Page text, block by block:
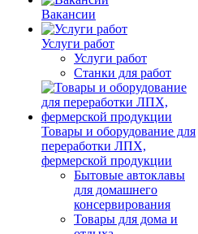
Вакансии
Услуги работ
Услуги работ
Станки для работ
Товары и оборудование для
переработки ЛПХ,
фермерской продукции
Бытовые автоклавы
для домашнего
консервирования
Товары для дома и